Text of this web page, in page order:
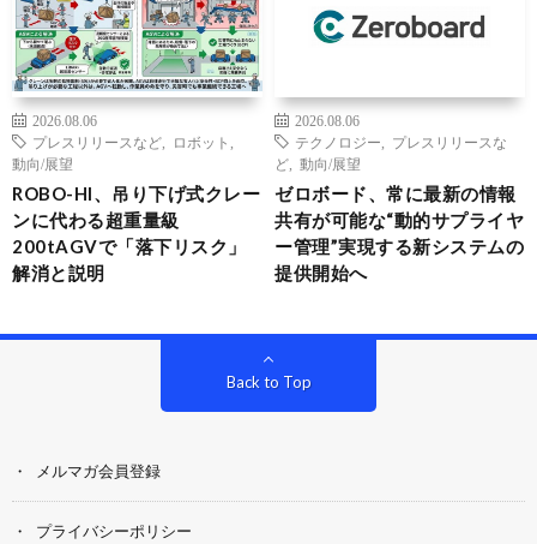
2026.08.06
プレスリリースなど
ロボット
動向/展望
ROBO-HI、吊り下げ式クレー
ンに代わる超重量級
200tAGVで「落下リスク」
解消と説明
2026.08.06
テクノロジー
プレスリリースな
ど
動向/展望
ゼロボード、常に最新の情報
共有が可能な“動的サプライヤ
ー管理”実現する新システムの
提供開始へ
Back to Top
メルマガ会員登録
プライバシーポリシー